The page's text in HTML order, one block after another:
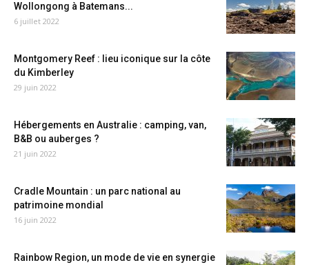
Wollongong à Batemans...
6 juillet 2022
Montgomery Reef : lieu iconique sur la côte
du Kimberley
29 juin 2022
Hébergements en Australie : camping, van,
B&B ou auberges ?
21 juin 2022
Cradle Mountain : un parc national au
patrimoine mondial
16 juin 2022
Rainbow Region, un mode de vie en synergie